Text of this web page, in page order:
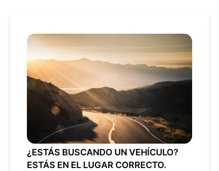
¿ESTÁS BUSCANDO UN VEHÍCULO?
ESTÁS EN EL LUGAR CORRECTO.